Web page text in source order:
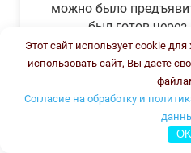
можно было
был готов
обещали.Теперь муж
Этот сайт использует cookie
использовать сайт, Вы даете
Согласие на обработку и
OK